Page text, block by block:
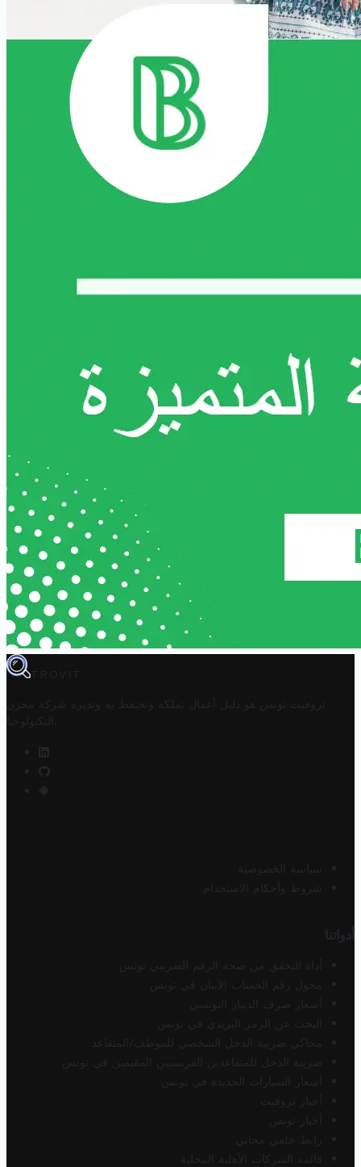
TROVIT
تروفيت تونس هو دليل أعمال تملكه وتحتفظ به وتديره
شركة مخزن
التكنولوجيا
سياسة الخصوصية
شروط وأحكام الاستخدام
أدواتنا
أداة التحقق من صحة الرقم الضريبي تونس
محول رقم الحساب الآيبان في تونس
أسعار صرف الدينار التونسي
البحث عن الرمز البريدي في تونس
محاكي ضريبة الدخل الشخصي للموظف/المتقاعد
ضريبة الدخل للمتقاعدين الفرنسيين المقيمين في تونس
أسعار السيارات الجديدة في تونس
أخبار تروفيت
أخبار تونس
رابط خلفي مجاني
قائمة الشركات الأهلية المحلية